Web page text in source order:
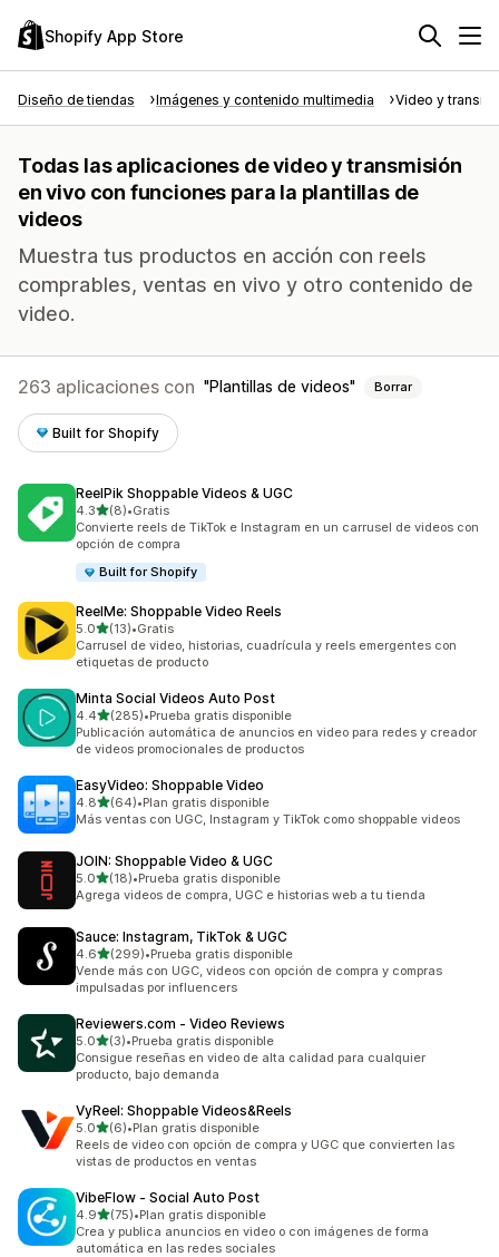
Shopify App Store
Diseño de tiendas Imágenes y contenido multimedia Video y
Todas las aplicaciones de video y transmisión
en vivo con funciones para la plantillas de
videos
Muestra tus productos en acción con reels
comprables, ventas en vivo y otro contenido de
video.
263 aplicaciones con Plantillas de videos Borrar
Built for Shopify
ReelPik Shoppable Videos & UGC
4.3de 5 estrellas
(8)
8 reseñas en total
•Gratis
Convierte reels de TikTok e Instagram en un carrusel de videos con
opción de compra
Built for Shopify
ReelMe: Shoppable Video Reels
5.0de 5 estrellas
(13)
13 reseñas en total
•Gratis
Carrusel de video, historias, cuadrícula y reels emergentes con
etiquetas de producto
Minta Social Videos Auto Post
4.4de 5 estrellas
(285)
285 reseñas en total
•Prueba gratis disponible
Publicación automática de anuncios en video para redes y creador
de videos promocionales de productos
EasyVideo: Shoppable Video
4.8de 5 estrellas
(64)
64 reseñas en total
•Plan gratis disponible
Más ventas con UGC, Instagram y TikTok como shoppable videos
JOIN: Shoppable Video & UGC
5.0de 5 estrellas
(18)
18 reseñas en total
•Prueba gratis disponible
Agrega videos de compra, UGC e historias web a tu tienda
Sauce: Instagram, TikTok & UGC
4.6de 5 estrellas
(299)
299 reseñas en total
•Prueba gratis disponible
Vende más con UGC, videos con opción de compra y compras
impulsadas por influencers
Reviewers.com ‑ Video Reviews
5.0de 5 estrellas
(3)
3 reseñas en total
•Prueba gratis disponible
Consigue reseñas en video de alta calidad para cualquier
producto, bajo demanda
VyReel: Shoppable Videos&Reels
5.0de 5 estrellas
(6)
6 reseñas en total
•Plan gratis disponible
Reels de video con opción de compra y UGC que convierten las
vistas de productos en ventas
VibeFlow ‑ Social Auto Post
4.9de 5 estrellas
(75)
75 reseñas en total
•Plan gratis disponible
Crea y publica anuncios en video o con imágenes de forma
automática en las redes sociales